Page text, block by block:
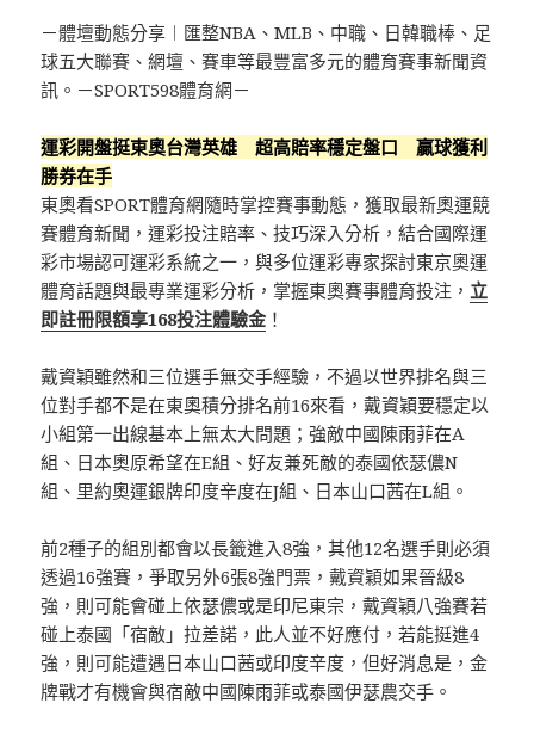
－體壇動態分享︱匯整NBA、MLB、中職、日韓職棒、足
球五大聯賽、網壇、賽車等最豐富多元的體育賽事新聞資
訊。－SPORT598體育網－
運彩開盤挺東奧台灣英雄 超高賠率穩定盤口 贏球獲利
勝券在手
東奧看SPORT體育網隨時掌控賽事動態，獲取最新奧運競
賽體育新聞，運彩投注賠率、技巧深入分析，結合國際運
彩市場認可運彩系統之一，與多位運彩專家探討東京奧運
體育話題與最專業運彩分析，掌握東奧賽事體育投注， 立
即註冊限額享168投注體驗金！
戴資穎雖然和三位選手無交手經驗，不過以世界排名與三
位對手都不是在東奧積分排名前16來看，戴資穎要穩定以
小組第一出線基本上無太大問題；強敵中國陳雨菲在A
組、日本奧原希望在E組、好友兼死敵的泰國依瑟儂N
組、里約奧運銀牌印度辛度在J組、日本山口茜在L組。
前2種子的組別都會以長籤進入8強，其他12名選手則必須
透過16強賽，爭取另外6張8強門票，戴資穎如果晉級8
強，則可能會碰上依瑟儂或是印尼東宗，戴資穎八強賽若
碰上泰國「宿敵」拉差諾，此人並不好應付，若能挺進4
強，則可能遭遇日本山口茜或印度辛度，但好消息是，金
牌戰才有機會與宿敵中國陳雨菲或泰國伊瑟農交手。